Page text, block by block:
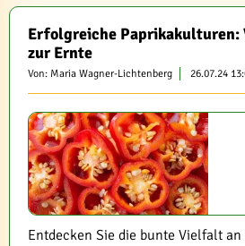
Erfolgreiche Paprikakulturen:
zur Ernte
Von: Maria Wagner-Lichtenberg 26.07.24
Entdecken Sie die bunte Vielfalt